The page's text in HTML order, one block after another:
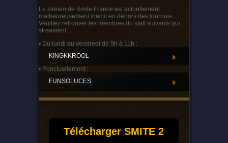
Le stream de Smite France est actuellement
malheureusement inactif en dehors des tournois...
Veuillez retrouver les membres du staff suivants qui
streament :
• Du lundi au vendredi de 9h à 11h :
KINGKKROOL
• Ponctuellement :
FUNSOLUCES
Télécharger SMITE 2